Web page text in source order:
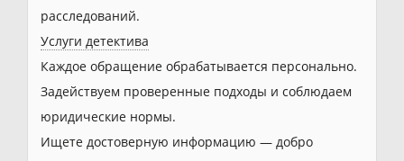
расследований.
Услуги детектива
Каждое обращение обрабатывается персонально.
Задействуем проверенные подходы и соблюдаем
юридические нормы.
Ищете достоверную информацию — добро